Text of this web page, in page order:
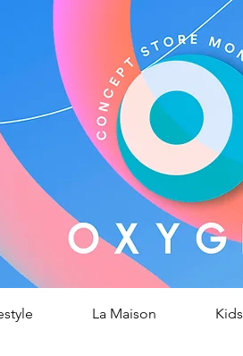
Store /Montpellier
La Maison Kids